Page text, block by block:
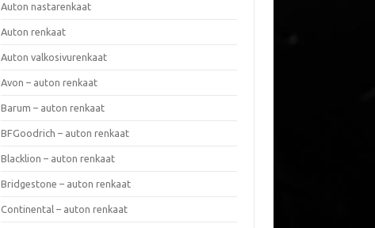
Auton nastarenkaat
Auton renkaat
Auton valkosivurenkaat
Avon – auton renkaat
Barum – auton renkaat
BFGoodrich – auton renkaat
Blacklion – auton renkaat
Bridgestone – auton renkaat
Continental – auton renkaat